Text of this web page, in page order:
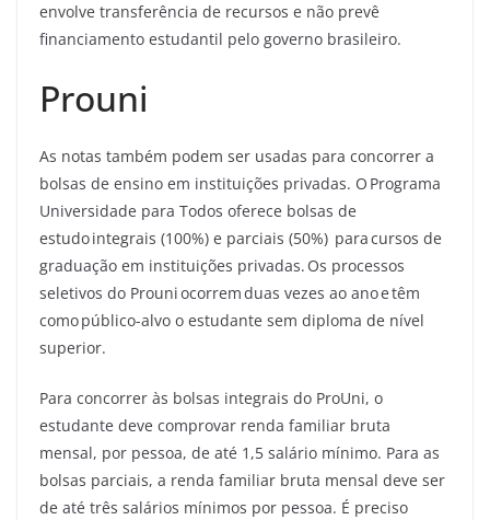
envolve transferência de recursos e não prevê
financiamento estudantil pelo governo brasileiro.
Prouni
As notas também podem ser usadas para concorrer a
bolsas de ensino em instituições privadas. O Programa
Universidade para Todos oferece bolsas de
estudo integrais (100%) e parciais (50%) para cursos de
graduação em instituições privadas. Os processos
seletivos do Prouni ocorrem duas vezes ao ano e têm
como público-alvo o estudante sem diploma de nível
superior.
Para concorrer às bolsas integrais do ProUni, o
estudante deve comprovar renda familiar bruta
mensal, por pessoa, de até 1,5 salário mínimo. Para as
bolsas parciais, a renda familiar bruta mensal deve ser
de até três salários mínimos por pessoa. É preciso